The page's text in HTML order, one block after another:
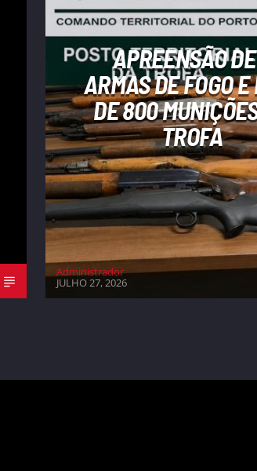
APREENSÃO
ARMAS DE FOGO
DE 800
TROFA
Administrador
JULHO 27, 2026